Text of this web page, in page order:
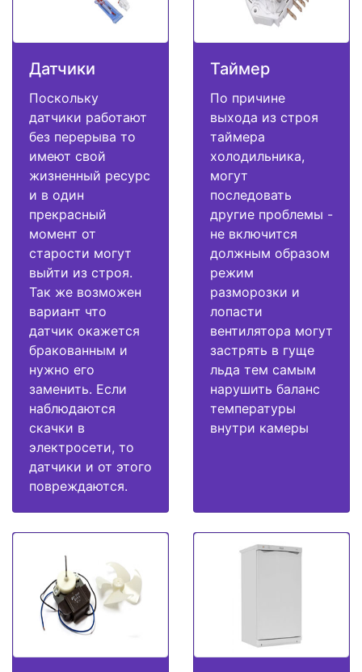
Датчики
Поскольку
датчики работают
без перерыва то
имеют свой
жизненный ресурс
и в один
прекрасный
момент от
старости могут
выйти из строя.
Так же возможен
вариант что
датчик окажется
бракованным и
нужно его
заменить. Если
наблюдаются
скачки в
электросети, то
датчики и от этого
повреждаются.
Таймер
По причине
выхода из строя
таймера
холодильника,
могут
последовать
другие проблемы -
не включится
должным образом
режим
разморозки и
лопасти
вентилятора могут
застрять в гуще
льда тем самым
нарушить баланс
температуры
внутри камеры